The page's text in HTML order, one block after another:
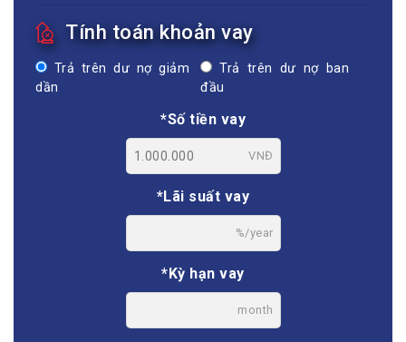
Tính toán khoản vay
Trả trên dư nợ giảm
dần
Trả trên dư nợ ban
đầu
*Số tiền vay
VNĐ
*Lãi suất vay
%/year
*Kỳ hạn vay
month